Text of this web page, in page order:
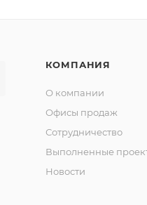
КОМПАНИЯ
О компании
Офисы продаж
Сотрудничество
Выполненные
Новости